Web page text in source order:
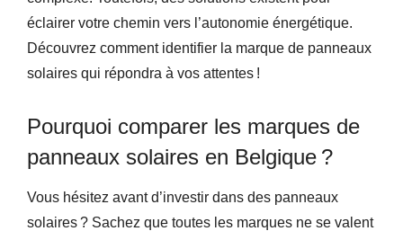
éclairer votre chemin vers l’autonomie énergétique.
Découvrez comment identifier la marque de panneaux
solaires qui répondra à vos attentes !
Pourquoi comparer les marques de
panneaux solaires en Belgique ?
Vous hésitez avant d’investir dans des panneaux
solaires ? Sachez que toutes les marques ne se valent